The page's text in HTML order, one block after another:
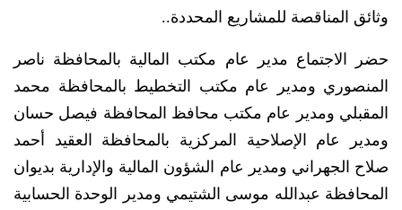
وثائق المناقصة للمشاريع المحددة..
حضر الاجتماع مدير عام مكتب المالية بالمحافظة ناصر
المنصوري ومدير عام مكتب التخطيط بالمحافظة محمد
المقبلي ومدير عام مكتب محافظ المحافظة فيصل حسان
ومدير عام الإصلاحية المركزية بالمحافظة العقيد أحمد
صلاح الجهراني ومدير عام الشؤون المالية والإدارية بديوان
المحافظة عبدالله موسى الشتيمي ومدير الوحدة الحسابية